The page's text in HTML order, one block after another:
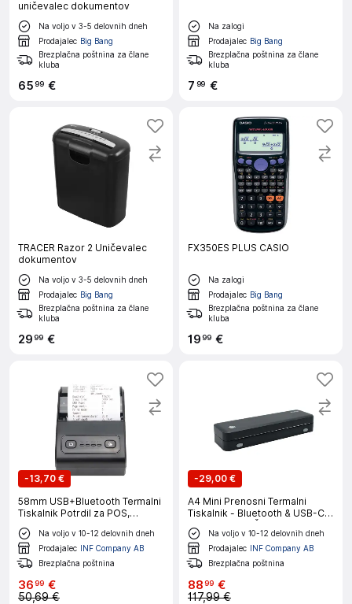
risanje in ustvarjanje. Idealne za otroke in odrasle. Raziščite
ponudbo barv in ustvarjalnih pripomočkov za šolo. Oprema za
risanje in slikanjeOprema za risanje in slikanjeje idealna za vse
umetnike. Ta komplet vsebuje vse potrebne pripomočke za
ustvarjanje. Uporabna za začetnike in profesionalce. Ostali
hobi program
ponuja raznoliko izbiro za
za različne hobije, od šivanja do slikanja. Idealno za vse, ki
želijo raziskati nove konjičke.
uničevalec dokumentov
Na voljo v 3-5 delovnih dneh
Prodajalec Big Bang
Brezplačna poštnina za člane
kluba
6599 €
Na zalogi
Prodajalec Big Bang
Brezplačna poštnina za člane
kluba
7 99 €
TRACER Razor 2 Uničevalec
dokumentov
Na voljo v 3-5 delovnih dneh
Prodajalec Big Bang
Brezplačna poštnina za člane
kluba
2999 €
FX350ES PLUS CASIO
Na zalogi
Prodajalec Big Bang
Brezplačna poštnina za člane
kluba
1999 €
-13,70 €
58mm USB+Bluetooth Termalni
Tiskalnik Potrdil za POS,
Kuhinjo in Mobilno Tiskanje
BlackNa voljo v 10-12 delovnih dneh
Prodajalec INF Company AB
Brezplačna poštnina
3699 €
50,69 €
-29,00 €
A4 Mini Prenosni Termalni
Tiskalnik - Bluetooth & USB-C,
Tiskanje Brez Črnila
Na voljo v 10-12 delovnih dneh
Prodajalec INF Company AB
Brezplačna poštnina
8899 €
117,99 €